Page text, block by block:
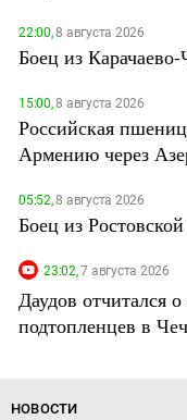
22:00,8 августа 2026
Боец из
15:00,8 августа 2026
Российская
Армению через
05:52,8 августа 2026
Боец из
23:02,7 августа 2026
Даудов отчитался
подтопленцев в
НОВОСТИ